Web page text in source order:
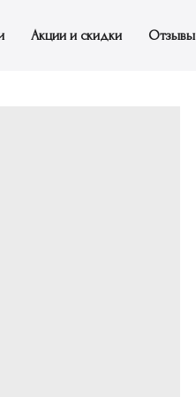
Акции и скидки Отзывы